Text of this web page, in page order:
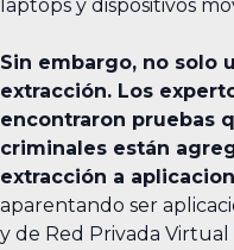
laptops y dispositivos
Sin embargo, no solo
extracción. Los
encontraron pruebas
criminales están
extracción a
aparentando ser
y de Red Privada Virtual